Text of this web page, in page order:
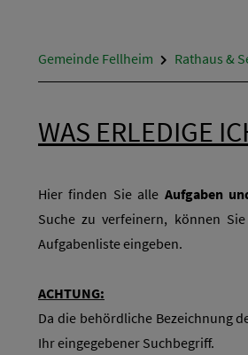
Gemeinde Fellheim Rathaus &
WAS ERLEDIGE
Hier finden Sie alle Aufgaben
Suche zu verfeinern, können
Aufgabenliste eingeben.
ACHTUNG:
Da die behördliche Bezeichnung
Ihr eingegebener Suchbegriff.